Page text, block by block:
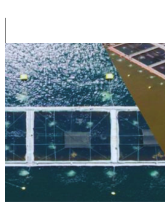
diferentes publicaciones lo
[…]